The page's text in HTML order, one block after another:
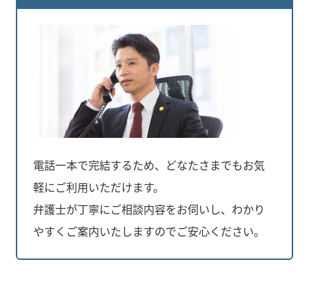
電話一本で完結するため、どなたさまでもお気
軽にご利用いただけます。
弁護士が丁寧にご相談内容をお伺いし、わかり
やすくご案内いたしますのでご安心ください。